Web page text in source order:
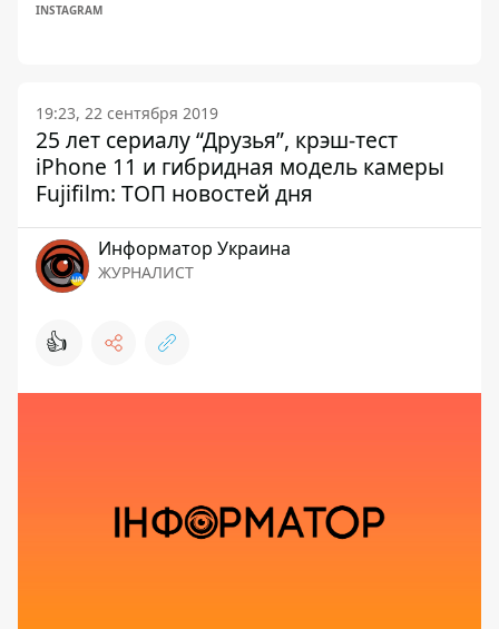
INSTAGRAM
19:23, 22 сентября 2019
25 лет сериалу “Друзья”, крэш-тест
iPhone 11 и гибридная модель камеры
Fujifilm: ТОП новостей дня
Информатор Украина
ЖУРНАЛИСТ
👍